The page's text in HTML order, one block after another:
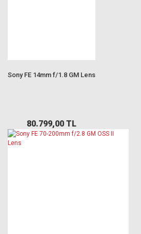
Sony FE 14mm f/1.8 GM Lens
80.799,00 TL